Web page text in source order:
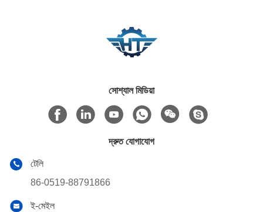
সোশ্যাল মিডিয়া
দ্রুত যোগাযোগ
টেলি
86-0519-88791866
ই-মেইল